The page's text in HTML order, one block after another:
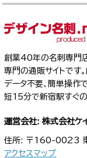
創業40年の名刺専門
専門の通販サイトです
データ不要、簡単操
短15分で新宿駅すぐ
運営会社: 株式会社ケ
住所: 〒160-0023
アクセスマップ